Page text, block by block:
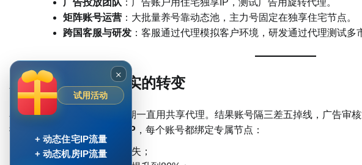
广告投放团队 ：广告账户用住宅独享IP，测试广告用旋转代理。
矩阵账号运营 ：大批量养号靠动态池，主力号固定在独享住宅节点。
跨国客服与研发 ：客服通过代理模拟客户环境，研发通过代理测试多
案例分享：一个真实的转变
小林是一名亚马逊卖家，早期一直用共享代理。结果账号隔三差五掉线，广告审
换用了
穿云代理的独享住宅IP ，每个账号都绑定专属节点：
掉线问题彻底消失；
×
试用活动
+ 动态住宅IP流量
+ 动态机房IP流量